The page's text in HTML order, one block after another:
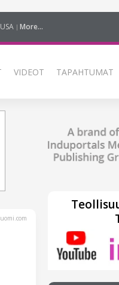
USA More...
VIDEOT TAPAHTUMAT